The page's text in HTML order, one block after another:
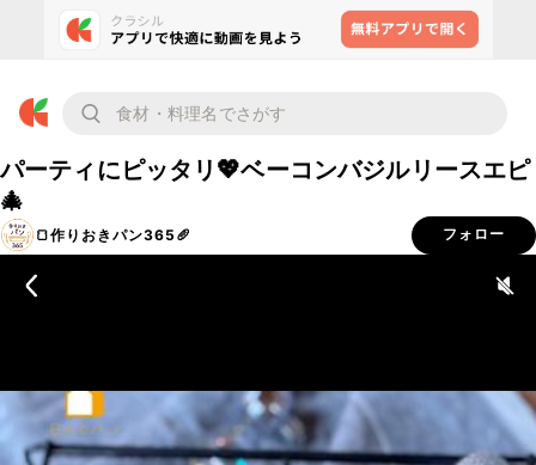
パーティにピッタリ💖ベーコンバジルリースエピ
🎄
🍞作りおきパン365🥖 フォロー